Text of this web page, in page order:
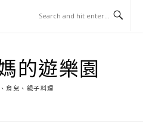
的遊樂園
育兒、親子料理